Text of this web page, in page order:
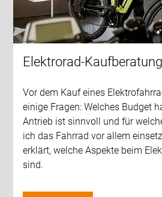
Elektrorad-Kaufberatung
Vor dem Kauf eines
einige Fragen: Welches Budget
Antrieb ist sinnvoll und für
ich das Fahrrad vor allem
erklärt, welche Aspekte beim
sind.